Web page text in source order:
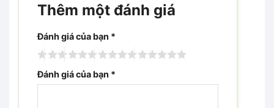
Thêm một đánh giá
Đánh giá của bạn *
Đánh giá của bạn *